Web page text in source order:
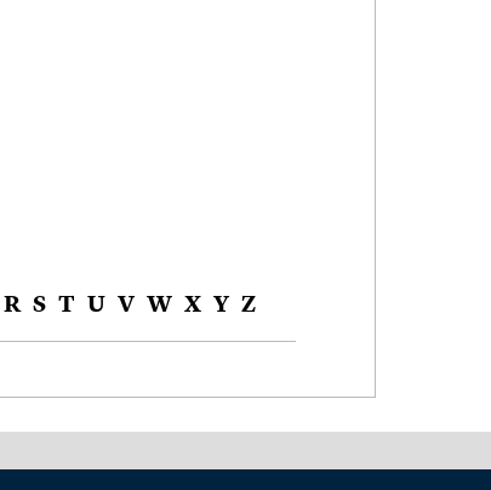
R S T U V W X Y Z